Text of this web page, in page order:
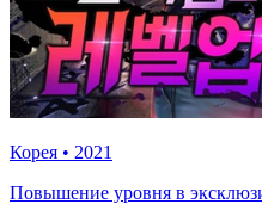
Корея • 2021
Повышение уровня в